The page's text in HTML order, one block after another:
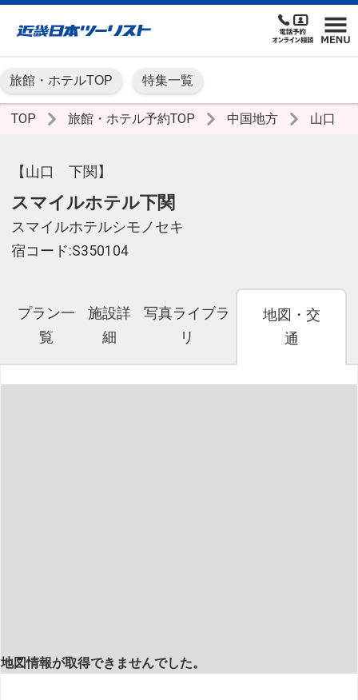
旅館・ホテルTOP 特集一覧
TOP 旅館・ホテル予約TOP 中国地方 山口
【山口 下関】
スマイルホテル下関
スマイルホテルシモノセキ
宿コード:S350104
プラン一
覧
施設詳
細
写真ライブラ
リ
地図・交
通
地図情報が取得できませんでした。